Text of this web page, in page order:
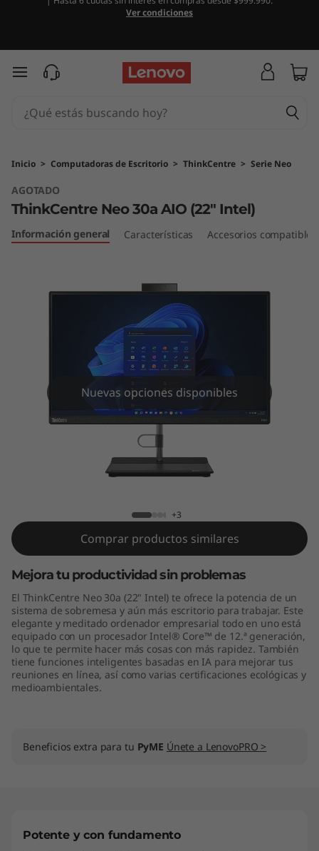
h
C
e
n
A
O
2
2
Ver condiciones
Ir al contenido principal
Inicio > Computadoras de Escritorio > ThinkCentre > Serie Neo
AGOTADO
ThinkCentre Neo 30a AIO (22" Intel)
Información general Características Accesorios compatibles
Nuevas opciones disponibles
+3
Comprar productos similares
Mejora tu productividad sin problemas
El ThinkCentre Neo 30a (22" Intel) te ofrece la potencia de un
sistema de sobremesa y aún más escritorio para trabajar. Este
elegante y meditado ordenador empresarial todo en uno está
equipado con un procesador Intel® Core™ de 12.ª generación,
lo que te permite hacer más cosas con más rapidez. También
tiene funciones inteligentes basadas en IA para mejorar tus
reuniones en línea, así como varias certificaciones ecológicas y
medioambientales.
Beneficios extra para tu PyME Únete a LenovoPRO >
Potente y con fundamento